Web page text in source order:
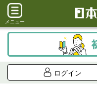
メニュー
ログイン